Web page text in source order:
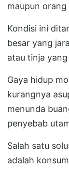
maupun orang
Kondisi ini
besar yang
atau tinja
Gaya hidup
kurangnya
menunda
penyebab
Salah satu
adalah